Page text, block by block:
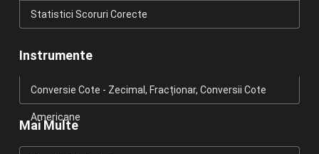
Statistici Scoruri Corecte
Instrumente
Conversie Cote - Zecimal, Fracționar, Conversii Cote
Americane
Mai Multe